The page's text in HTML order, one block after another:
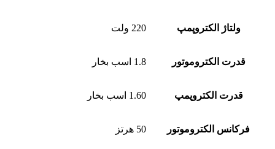
ولتاژ الکتروپمپ 220 ولت
قدرت الکتروموتور 1.8 اسب بخار
قدرت الکتروپمپ 1.60 اسب بخار
فرکانس الکتروموتور 50 هرتز